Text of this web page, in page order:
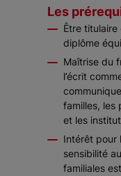
Les
Être titulaire
diplôme
Maîtrise du
l’écrit
familles, les
et les
Intérêt pour
sensibilité
familiales